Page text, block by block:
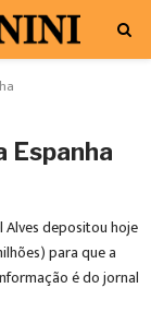
Espanha
Alves depositou hoje
para que a
é do jornal